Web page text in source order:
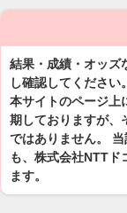
結果・成績・オッズ
し確認してください。
本サイトのページ上
期しておりますが、
ではありません。
も、株式会社NTTド
ます。